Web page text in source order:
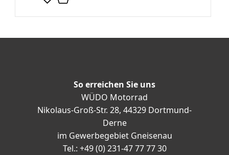
So erreichen Sie uns
WÜDO Motorrad
Nikolaus-Groß-Str. 28, 44329 Dortmund-
Derne
im Gewerbegebiet Gneisenau
Tel.: +49 (0) 231-47 77 77 30